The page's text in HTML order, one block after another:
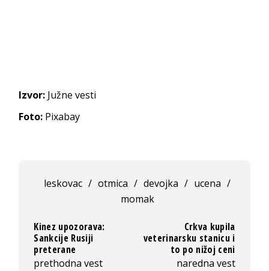
Izvor: Južne vesti
Foto: Pixabay
leskovac / otmica / devojka / ucena /
momak
Kinez upozorava:
Sankcije Rusiji
preterane
prethodna vest
Crkva kupila
veterinarsku stanicu i
to po nižoj ceni
naredna vest